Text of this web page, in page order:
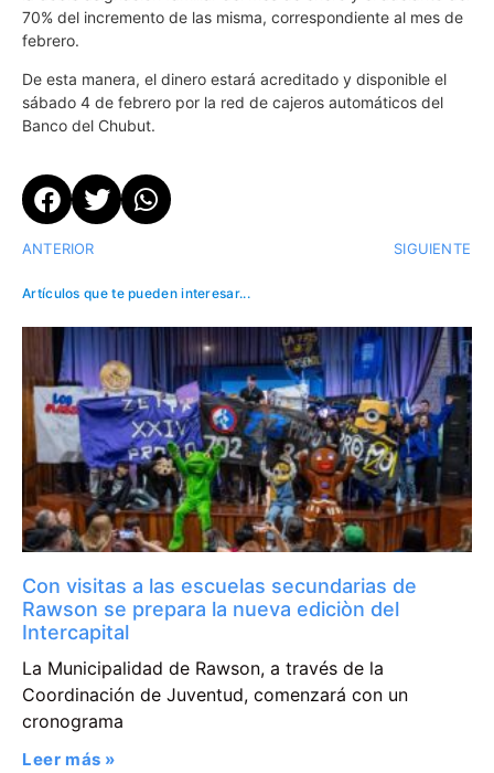
70% del incremento de las misma, correspondiente al mes de
febrero.
De esta manera, el dinero estará acreditado y disponible el
sábado 4 de febrero por la red de cajeros automáticos del
Banco del Chubut.
ANTERIOR SIGUIENTE
Artículos que te pueden interesar...
Con visitas a las escuelas secundarias de
Rawson se prepara la nueva ediciòn del
Intercapital
La Municipalidad de Rawson, a través de la
Coordinación de Juventud, comenzará con un
cronograma
Leer más »